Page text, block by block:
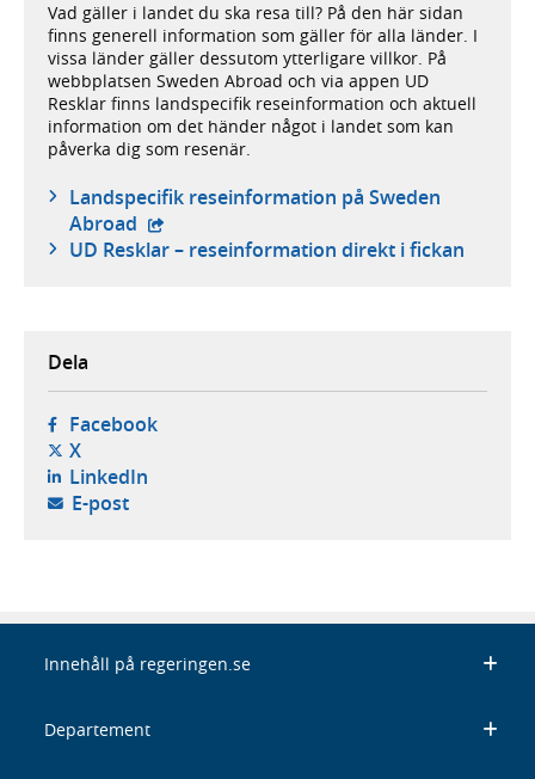
Vad gäller i landet du ska resa till? På den här sidan
finns generell information som gäller för alla länder. I
vissa länder gäller dessutom ytterligare villkor. På
webbplatsen Sweden Abroad och via appen UD
Resklar finns landspecifik reseinformation och aktuell
information om det händer något i landet som kan
påverka dig som resenär.
Landspecifik reseinformation på Sweden
Abroad - extern webbplats,
UD Resklar – reseinformation direkt i fickan
Dela
Facebook- öppnas i ny flik, extern webbplats,
X- öppnas i ny flik, extern webbplats,
LinkedIn- öppnas i ny flik, extern webbplats,
E-post- öppnar din e-postklient,
Innehåll på regeringen.se
Departement